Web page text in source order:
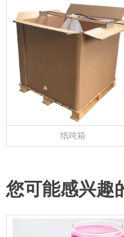
纸吨箱
您可能感兴趣